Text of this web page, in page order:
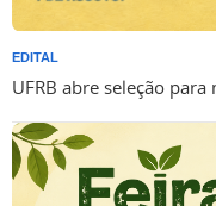
EDITAL
UFRB abre seleção